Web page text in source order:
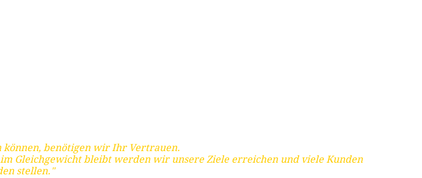
benötigen wir Ihr Vertrauen.
Gleichgewicht bleibt werden wir unsere Ziele erreichen und viele Kunden
stellen."